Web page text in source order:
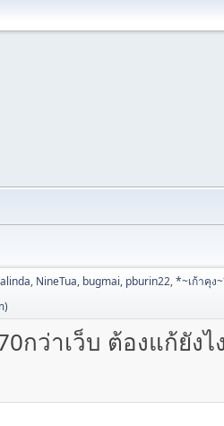
, NineTua, bugmai, pburin22,*~เก้าคุง
ว่าเว็บ ต้องแก้ยังไ